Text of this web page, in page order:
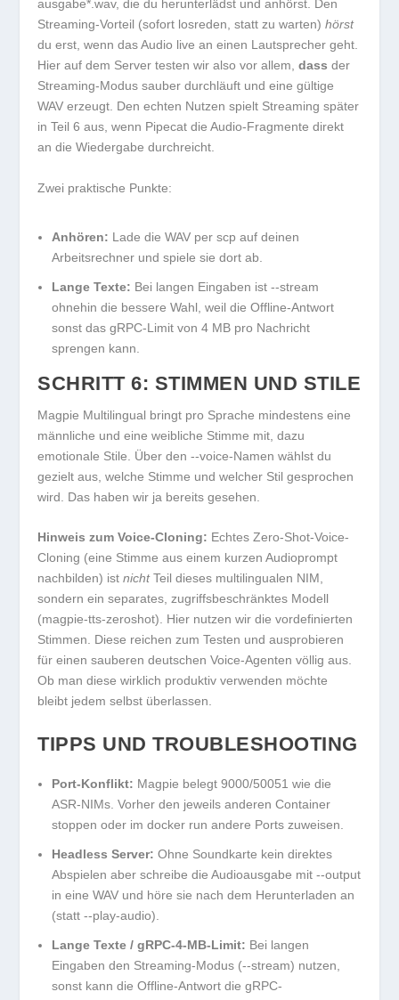
ausgabe*.wav, die du herunterlädst und anhörst. Den
Streaming-Vorteil (sofort losreden, statt zu warten)hörst
du erst, wenn das Audio live an einen Lautsprecher geht.
Hier auf dem Server testen wir also vor allem,dass der
Streaming-Modus sauber durchläuft und eine gültige
WAV erzeugt. Den echten Nutzen spielt Streaming später
in Teil 6 aus, wenn Pipecat die Audio-Fragmente direkt
an die Wiedergabe durchreicht.
Zwei praktische Punkte:
Anhören: Lade die WAV perscp auf deinen
Arbeitsrechner und spiele sie dort ab.
Lange Texte: Bei langen Eingaben ist--stream
ohnehin die bessere Wahl, weil die Offline-Antwort
sonst das gRPC-Limit von 4 MB pro Nachricht
sprengen kann.
SCHRITT 6: STIMMEN UND STILE
Magpie Multilingual bringt pro Sprache mindestens eine
männliche und eine weibliche Stimme mit, dazu
emotionale Stile. Über den--voice-Namen wählst du
gezielt aus, welche Stimme und welcher Stil gesprochen
wird. Das haben wir ja bereits gesehen.
Hinweis zum Voice-Cloning: Echtes Zero-Shot-Voice-
Cloning (eine Stimme aus einem kurzen Audioprompt
nachbilden) istnichtTeil dieses multilingualen NIM,
sondern ein separates, zugriffsbeschränktes Modell
(magpie-tts-zeroshot). Hier nutzen wir die vordefinierten
Stimmen. Diese reichen zum Testen und ausprobieren
für einen sauberen deutschen Voice-Agenten völlig aus.
Ob man diese wirklich produktiv verwenden möchte
bleibt jedem selbst überlassen.
TIPPS UND TROUBLESHOOTING
Port-Konflikt: Magpie belegt 9000/50051 wie die
ASR-NIMs. Vorher den jeweils anderen Container
stoppen oder imdocker run andere Ports zuweisen.
Headless Server: Ohne Soundkarte kein direktes
Abspielen aber schreibe die Audioausgabe mit--output
in eine WAV und höre sie nach dem Herunterladen an
(statt--play-audio).
Lange Texte / gRPC-4-MB-Limit: Bei langen
Eingaben den Streaming-Modus (--stream) nutzen,
sonst kann die Offline-Antwort die gRPC-